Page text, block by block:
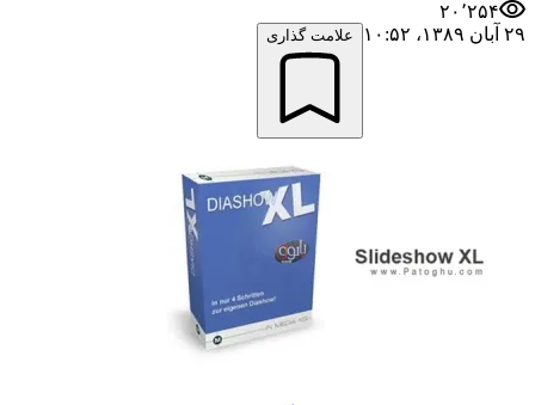
۲۰٬۲۵۴
۲۹ آبان ۱۳۸۹،‏ ۱۰:۵۲
علامت گذاری